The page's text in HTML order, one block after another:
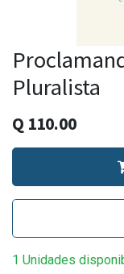
Pluralista
Q 110.00
1 Unidades